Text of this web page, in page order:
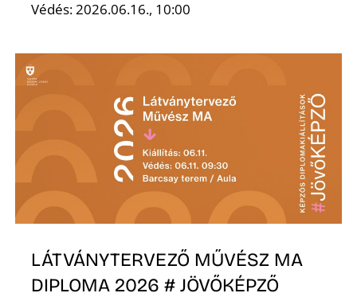
Védés: 2026.06.16., 10:00
LÁTVÁNYTERVEZŐ MŰVÉSZ MA
DIPLOMA 2026 # JÖVŐKÉPZŐ